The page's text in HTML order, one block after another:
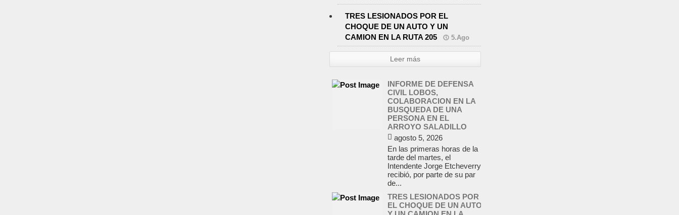
TRES LESIONADOS POR EL
CHOQUE DE UN AUTO Y UN
CAMION EN LA RUTA 205
5.Ago
Leer más
INFORME DE DEFENSA
CIVIL LOBOS,
COLABORACION EN LA
BUSQUEDA DE UNA
PERSONA EN EL
ARROYO SALADILLO
agosto 5, 2026
En las primeras horas de la
tarde del martes, el
Intendente Jorge Etcheverry
recibió, por parte de su par
de...
TRES LESIONADOS POR
EL CHOQUE DE UN AUTO